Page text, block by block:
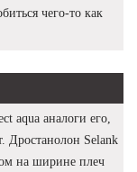
чего-то как
aqua аналоги его,
Дростанолон Selank
на ширине плеч